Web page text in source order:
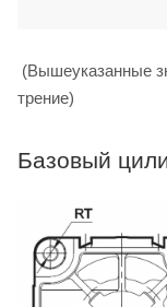
(Вышеуказанные
трение)
Базовый